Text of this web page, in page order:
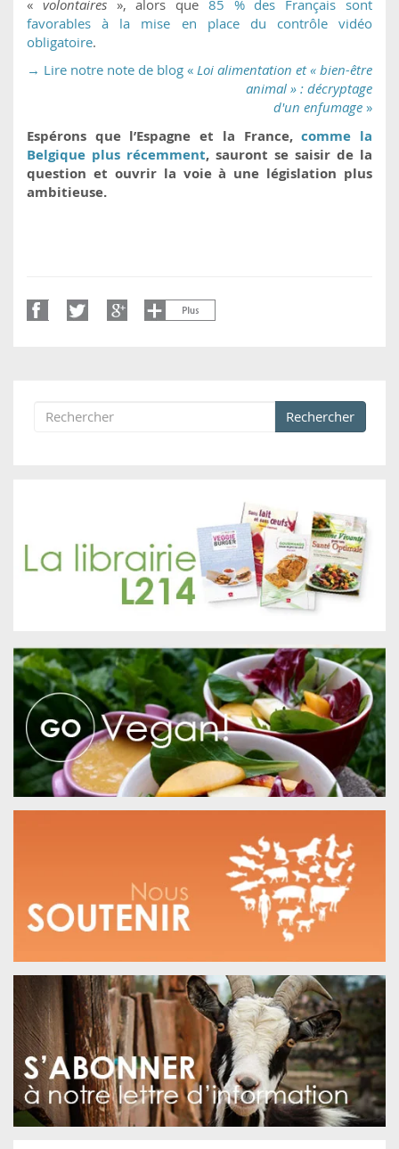
« volontaires», alors que 85 % des Français sont
favorables à la mise en place du contrôle vidéo
obligatoire.
→ Lire notre note de blog « Loi alimentation et « bien-être
animal » : décryptage
d'un enfumage »
Espérons que l’Espagne et la France,comme la
Belgique plus récemment, sauront se saisir de la
question et ouvrir la voie à une législation plus
ambitieuse.
Formulaire de recherche
Rechercher